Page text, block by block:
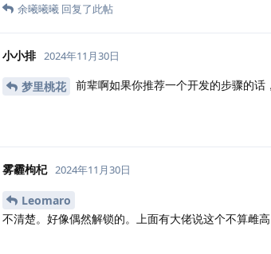
余曦曦曦 回复了此帖
小小排 2024年11月30日
梦里桃花 前辈啊如果你推荐一个开发的步骤的话
雾霾枸杞 2024年11月30日
Leomaro
不清楚。好像偶然解锁的。上面有大佬说这个不算雌高